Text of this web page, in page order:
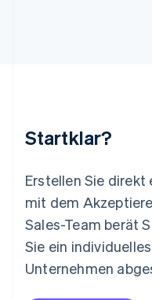
Startklar?
Erstellen Sie direkt
mit dem
Sales-Team berät
Sie ein
Unternehmen
Mexiko
English
Niederlande
Nederlands English
Norwegen
English
Österreich